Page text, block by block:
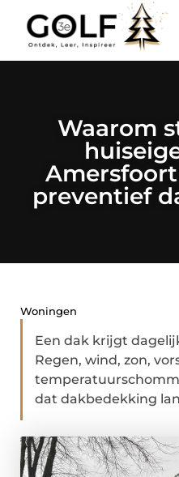
Waarom
preventief
Woningen
Een dak krijgt
Regen, wind, zon,
dat dakbedekking